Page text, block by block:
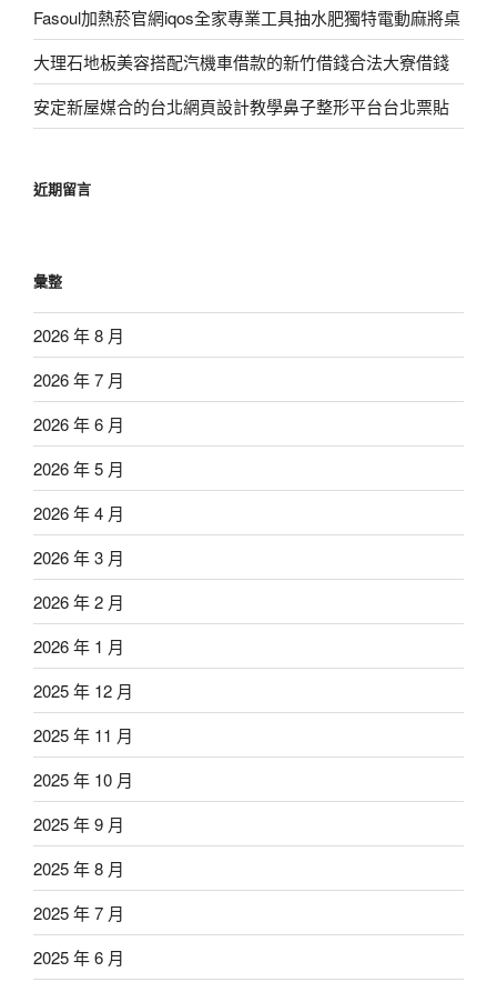
Fasoul加熱菸官網iqos全家專業工具抽水肥獨特電動麻將桌
大理石地板美容搭配汽機車借款的新竹借錢合法大寮借錢
安定新屋媒合的台北網頁設計教學鼻子整形平台台北票貼
近期留言
彙整
2026 年 8 月
2026 年 7 月
2026 年 6 月
2026 年 5 月
2026 年 4 月
2026 年 3 月
2026 年 2 月
2026 年 1 月
2025 年 12 月
2025 年 11 月
2025 年 10 月
2025 年 9 月
2025 年 8 月
2025 年 7 月
2025 年 6 月